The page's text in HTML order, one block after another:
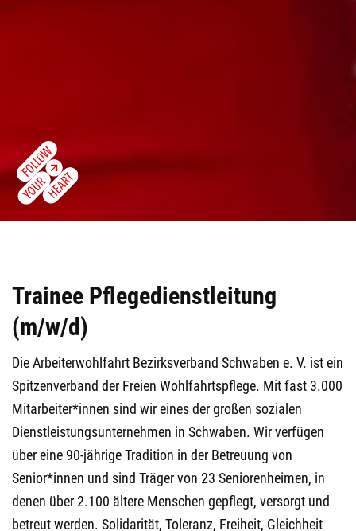
Trainee Pflegedienstleitung
(m/w/d)
Die Arbeiterwohlfahrt Bezirksverband Schwaben e. V. ist ein
Spitzenverband der Freien Wohlfahrtspflege. Mit fast 3.000
Mitarbeiter*innen sind wir eines der großen sozialen
Dienstleistungsunternehmen in Schwaben. Wir verfügen
über eine 90-jährige Tradition in der Betreuung von
Senior*innen und sind Träger von 23 Seniorenheimen, in
denen über 2.100 ältere Menschen gepflegt, versorgt und
betreut werden. Solidarität, Toleranz, Freiheit, Gleichheit